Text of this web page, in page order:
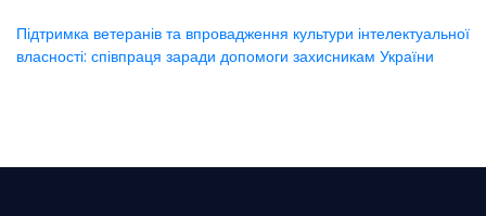
Підтримка ветеранів та впровадження культури інтелектуальної
власності: співпраця заради допомоги захисникам України